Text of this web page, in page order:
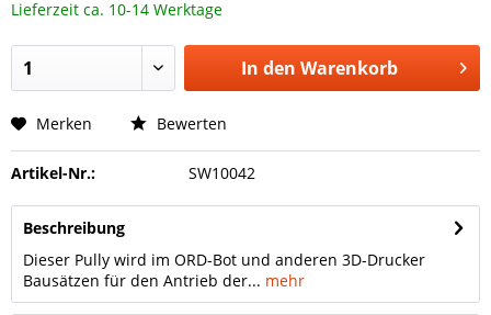
Lieferzeit ca. 10-14 Werktage
In den Warenkorb
Merken Bewerten
Artikel-Nr.: SW10042
Beschreibung
Dieser Pully wird im ORD-Bot und anderen 3D-Drucker
Bausätzen für den Antrieb der... mehr